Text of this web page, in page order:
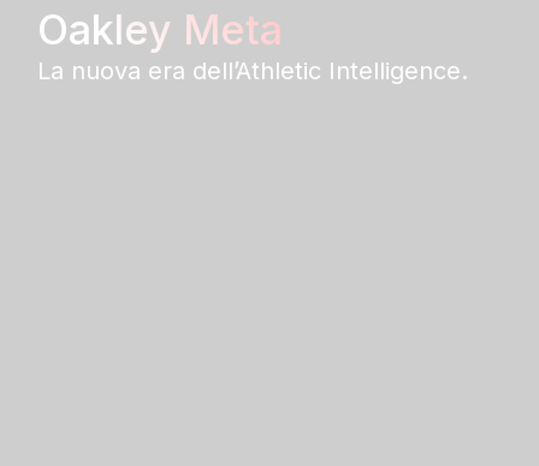
Oakley Meta
La nuova era dell’Athletic Intelligence.